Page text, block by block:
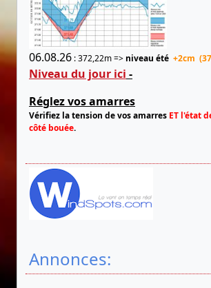
06.08.26 : 372,22m => niveau été +2cm
Niveau du jour ici -
Réglez vos amarres
Vérifiez la tension de vos amarres ET l'état
côté bouée.
Annonces: